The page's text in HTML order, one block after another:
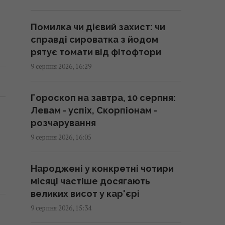
Удосконалені "Герані" ворога:
експерт оцінив загрозу та
розкрив спосіб протидії
Надто товсте утеплення
будинку може виявитися
марною витратою грошей
Росіяни створили кілька нових
зон контролю поблизу кордону
з Україною, - Трегубов
Помилка чи дієвий захист: чи
справді сироватка з йодом
рятує томати від фітофтори
9 серпня 2026, 16:29
Гороскоп на завтра, 10 серпня:
Левам - успіх, Скорпіонам -
розчарування
9 серпня 2026, 16:05
Народжені у конкретні чотири
місяці частіше досягають
великих висот у кар'єрі
9 серпня 2026, 15:34